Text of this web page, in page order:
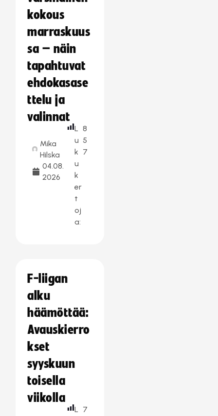
kokous
marraskuus
sa – näin
tapahtuvat
ehdokasase
ttelu ja
valinnat
Mika
Hilska
04.08.
2026
L
u
k
u
k
er
t
oj
a:
8
5
7
F-liigan
alku
häämöttää:
Avauskierro
kset
syyskuun
toisella
viikolla
L 7